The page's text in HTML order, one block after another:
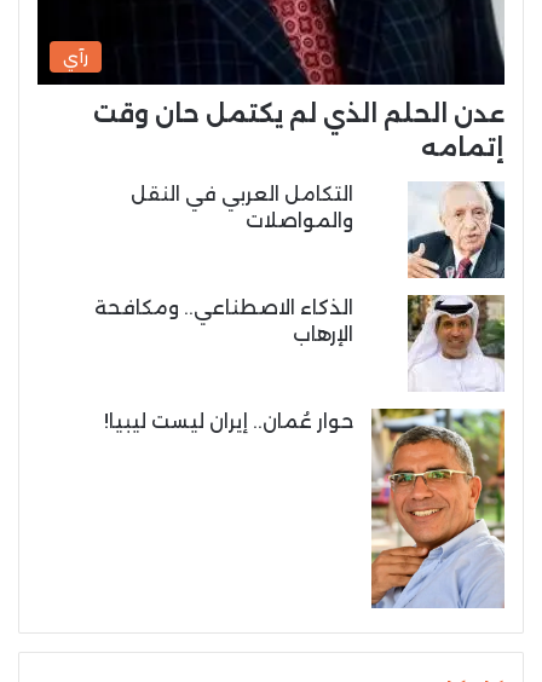
رآي
عدن الحلم الذي لم يكتمل حان وقت
إتمامه
التكامل العربي في النقل
والمواصلات
الذكاء الاصطناعي.. ومكافحة
الإرهاب
حوار عُمان.. إيران ليست ليبيا!